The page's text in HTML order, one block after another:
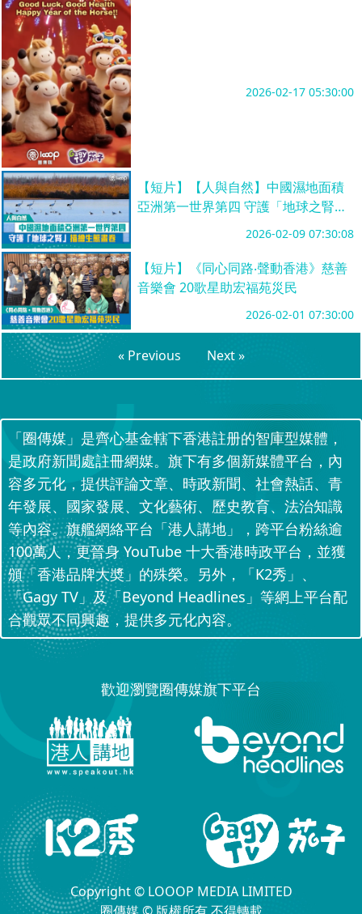
2026-02-17 05:30:00
【短片】【人與自然】中國濕地面積
亞洲第一世界第四 守護「地球之腎」
2026-02-09 07:30:08
【短片】《同心同路‧聲動香港》慈善
音樂會 20歌星助宏福苑災民
2026-02-01 07:30:00
« Previous Next »
「圈傳媒」是齊心基金轄下香港註册的智庫型媒體，
是政府新聞處註冊網媒。旗下有多個新媒體平台，內
容多元化，提供評論文章、時政新聞、社會熱話、青
年發展、國家發展、文化藝術、歷史教育、法治知識
等內容。旗艦網絡平台「港人講地」，跨平台粉絲逾
100萬人，更晉身 YouTube 十大香港時政平台，並獲
頒「香港品牌大奬」的殊榮。另外，「K2秀」、
「Gagy TV」及「Beyond Headlines」等網上平台配
合觀眾不同興趣，提供多元化內容。
歡迎瀏覽圈傳媒旗下平台
Copyright © LOOOP MEDIA LIMITED